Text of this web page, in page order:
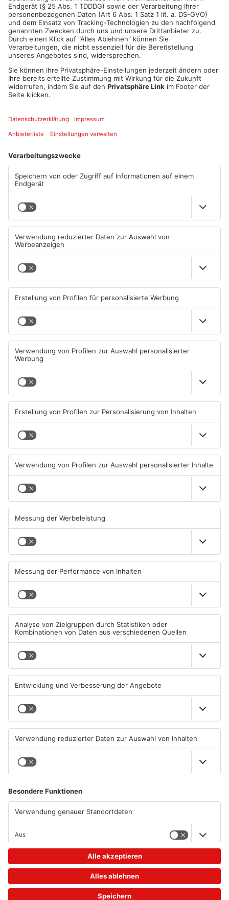
ANZEIGE
Mehr aus
Aschaffenburg
Straßensperrung in
Aschaffenburg wegen
Gasnetz-Reparatur
08.08.2026, 13:53 UHR IN
ASCHAFFENBURG
Zwei Fußgänger in
Aschaffenburg von
TOPNEWS
Aschaffenburger Innenstadt
beendet
05.08.2026, 06:40 UHR IN
Aschaffenburg-Schweinheim
aus
TOPNEWS
Aschaffenburg: Prozess um
schweren E-Scooter-Raub
beginnt
04.08.2026, 06:36 UHR IN
ASCHAFFENBURG
AB: Sperrmüllpresse brennt
auf Recyclinghof
01.08.2026, 14:33 UHR IN
ASCHAFFENBURG